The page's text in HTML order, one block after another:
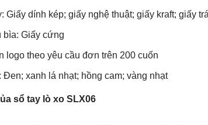
Giấy dính kép; giấy nghệ thuật; giấy kraft; giấy
bìa: Giấy cứng
logo theo yêu cầu đơn trên 200 cuốn
Đen; xanh lá nhạt; hồng cam; vàng nhạt
sổ tay lò xo SLX06